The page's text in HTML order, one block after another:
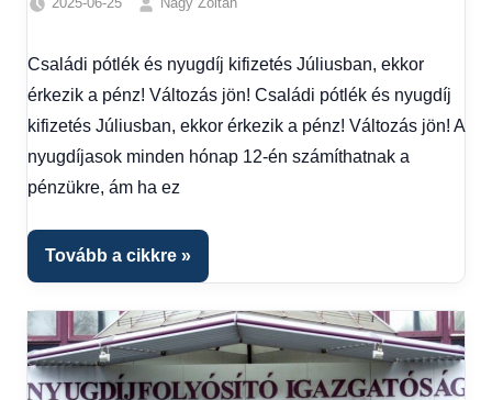
utalása ,
Egyéb,
Friss
hírek
fórum,
Nyugdíj
utalás
2025
Családi pótlék és nyugdíj kifizetés Júliusban, ekkor
érkezik a pénz! Változás jön! Családi pótlék és nyugdíj
kifizetés Júliusban, ekkor érkezik a pénz! Változás jön! A
nyugdíjasok minden hónap 12-én számíthatnak a
pénzükre, ám ha ez
Tovább a cikkre